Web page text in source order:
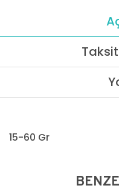
15-60 Gr